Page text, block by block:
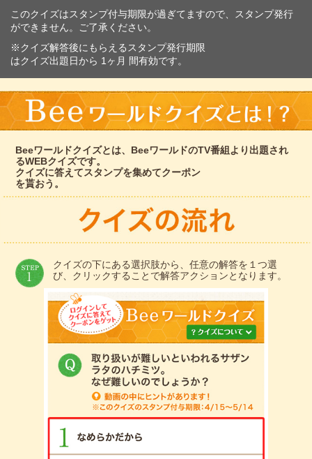
このクイズはスタンプ付与期限が過ぎてますので、スタンプ発行
ができません。ご了承ください。
※クイズ解答後にもらえるスタンプ発行期限
はクイズ出題日から 1ヶ月 間有効です。
Beeワールドクイズとは、BeeワールドのTV番組より出題され
るWEBクイズです。
クイズに答えてスタンプを集めてクーポン
を貰おう。
クイズの下にある選択肢から、任意の解答を１つ選
び、クリックすることで解答アクションとなります。